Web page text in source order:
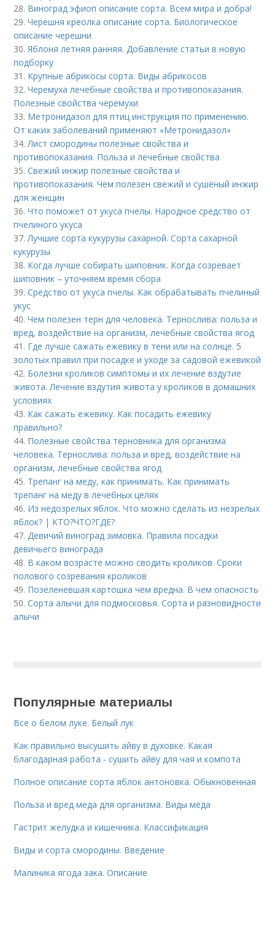
28. Виноград эфиоп описание сорта. Всем мира и добра!
29.Черешня креолка описание сорта. Биологическое
описание черешни
30.Яблоня летняя ранняя. Добавление статьи в новую
подборку
31. Крупные абрикосы сорта. Виды абрикосов
32.Черемуха лечебные свойства и противопоказания.
Полезные свойства черемухи
33. Метронидазол для птиц инструкция по применению.
От каких заболеваний применяют «Метронидазол»
34.Лист смородины полезные свойства и
противопоказания. Польза и лечебные свойства
35.Свежий инжир полезные свойства и
противопоказания. Чем полезен свежий и сушёный инжир
для женщин
36.Что поможет от укуса пчелы. Народное средство от
пчелиного укуса
37.Лучшие сорта кукурузы сахарной. Сорта сахарной
кукурузы
38. Когда лучше собирать шиповник. Когда созревает
шиповник – уточняем время сбора
39.Средство от укуса пчелы. Как обрабатывать пчелиный
укус
40.Чем полезен терн для человека. Тернослива: польза и
вред, воздействие на организм, лечебные свойства ягод
41. Где лучше сажать ежевику в тени или на солнце. 5
золотых правил при посадке и уходе за садовой ежевикой
42. Болезни кроликов симптомы и их лечение вздутие
живота. Лечение вздутия живота у кроликов в домашних
условиях
43. Как сажать ежевику. Как посадить ежевику
правильно?
44. Полезные свойства терновника для организма
человека. Тернослива: польза и вред, воздействие на
организм, лечебные свойства ягод
45. Трепанг на меду, как принимать. Как принимать
трепанг на меду в лечебных целях
46. Из недозрелых яблок. Что можно сделать из незрелых
яблок? | КТО?ЧТО?ГДЕ?
47.Девичий виноград зимовка. Правила посадки
девичьего винограда
48. В каком возрасте можно сводить кроликов. Сроки
полового созревания кроликов
49. Позеленевшая картошка чем вредна. В чем опасность
50.Сорта алычи для подмосковья. Сорта и разновидности
алычи
Популярные материалы
Все о белом луке. Белый лук
Как правильно высушить айву в духовке. Какая
благодарная работа - сушить айву для чая и компота
Полное описание сорта яблок антоновка. Обыкновенная
Польза и вред меда для организма. Виды мёда
Гастрит желудка и кишечника. Классификация
Виды и сорта смородины. Введение
Малиника ягода зака. Описание